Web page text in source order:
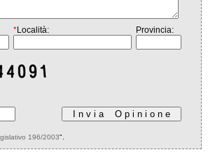
*Località: Provincia:
196/2003".